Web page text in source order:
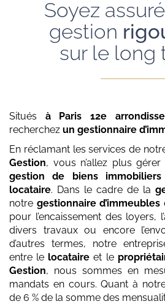
Soyez
gestion
sur le long
Situés à Paris 12e
recherchez un gestionnaire
En réclamant les services de
Gestion, vous n’allez plus
gestion de biens
locataire. Dans le cadre de la
notre gestionnaire d’immeubles
pour l’encaissement des loyers,
divers travaux ou encore
d’autres termes, notre
entre le locataire et le
Gestion, nous sommes en
mandats en cours. Quant à
de 6 % de la somme des